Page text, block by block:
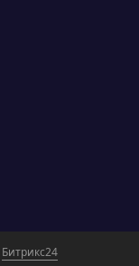
Битрикс24